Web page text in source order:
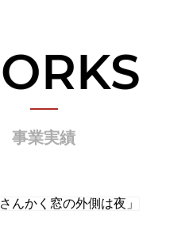
事業実績